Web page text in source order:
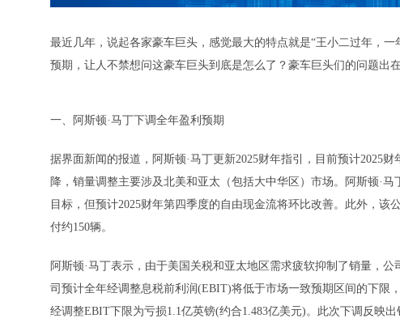
最近几年，说起各家豪车巨头，感觉最大的特点就是“王小二过年，
预期，让人不禁想问这豪车巨头到底是怎么了？豪车巨头们的问题出
一、阿斯顿·马丁下调全年盈利预期
据界面新闻的报道，阿斯顿·马丁更新2025财年指引，目前预计2025
降，销量调整主要涉及北美和亚太（包括大中华区）市场。阿斯顿·
目标，但预计2025财年第四季度的自由现金流将环比改善。此外，该
付约150辆。
阿斯顿·马丁表示，由于美国关税和亚太地区需求疲软抑制了销量，
司预计全年经调整息税前利润(EBIT)将低于市场一致预期区间的下限
经调整EBIT下限为亏损1.1亿英镑(约合1.483亿美元)。此次下调反映